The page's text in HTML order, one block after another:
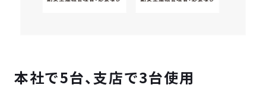
本社で5台、支店で3台使用